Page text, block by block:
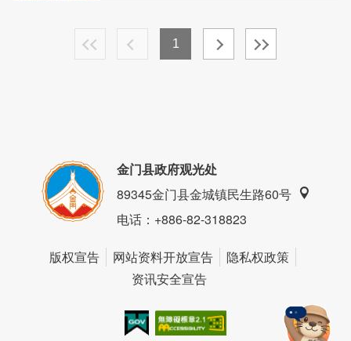
1
金门县政府观光处
89345金门县金城镇民生路60号
电话：+886-82-318823
版权宣告 网站资料开放宣告
隐私权政策
资讯安全宣告